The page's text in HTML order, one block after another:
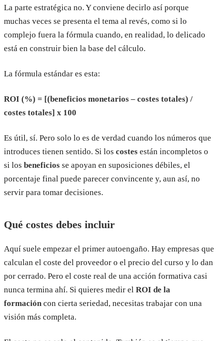
La parte estratégica no. Y conviene decirlo así porque
muchas veces se presenta el tema al revés, como si lo
complejo fuera la fórmula cuando, en realidad, lo delicado
está en construir bien la base del cálculo.
La fórmula estándar es esta:
ROI (%) = [(beneficios monetarios – costes totales) /
costes totales] x 100
Es útil, sí. Pero solo lo es de verdad cuando los números que
introduces tienen sentido. Si los costes están incompletos o
si los beneficios se apoyan en suposiciones débiles, el
porcentaje final puede parecer convincente y, aun así, no
servir para tomar decisiones.
Qué costes debes incluir
Aquí suele empezar el primer autoengaño. Hay empresas que
calculan el coste del proveedor o el precio del curso y lo dan
por cerrado. Pero el coste real de una acción formativa casi
nunca termina ahí. Si quieres medir el ROI de la
formacióncon cierta seriedad, necesitas trabajar con una
visión más completa.